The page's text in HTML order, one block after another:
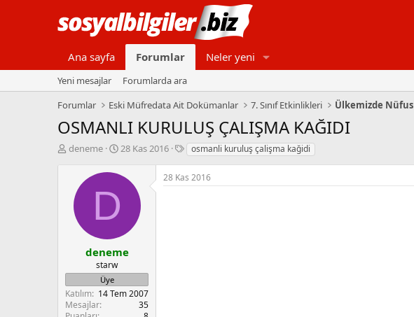
Ana sayfa Forumlar Neler yeni
Yeni mesajlar
Forumlarda ara
Forumlar
Eski Müfredata Ait Dokümanlar 7. Sınıf Etkinlikleri Ülkemizde Nüfus
OSMANLI KURULUŞ ÇALIŞMA KAĞIDI
K
l
a
t
a
deneme
B
ş
ı
ç
a
r
i
28 Kas 2016
E
i
k
osmanli kuruluş çalişma kağidi
D
deneme
starw
Üye
Katılım 14 Tem 2007
Mesajlar
35
28 Kas 2016